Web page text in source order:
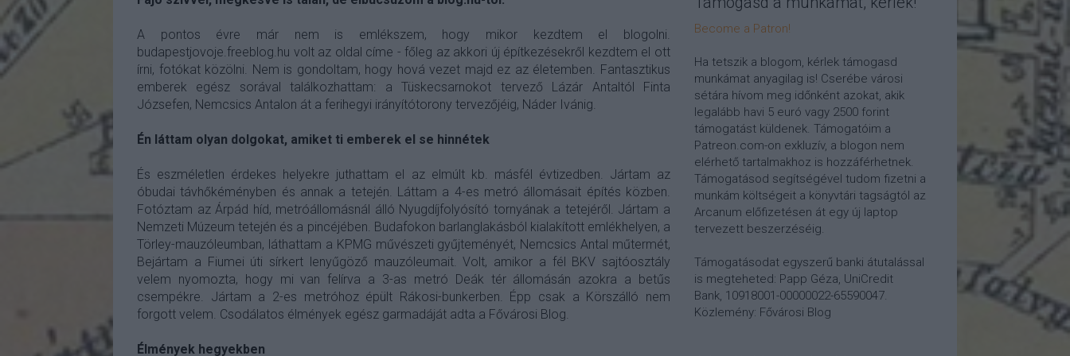
A pontos évre már nem is emlékszem, hogy mikor kezdtem el blogolni.
budapestjovoje.freeblog.hu volt az oldal címe - főleg az akkori új építkezésekről kezdtem el ott
írni, fotókat közölni. Nem is gondoltam, hogy hová vezet majd ez az életemben. Fantasztikus
emberek egész sorával találkozhattam: a Tüskecsarnokot tervező Lázár Antaltól Finta
Józsefen, Nemcsics Antalon át a ferihegyi irányítótorony tervezőjéig, Náder Ivánig.
Én láttam olyan dolgokat, amiket ti emberek el se hinnétek
És eszméletlen érdekes helyekre juthattam el az elmúlt kb. másfél évtizedben. Jártam az
óbudai távhőkéményben és annak a tetején. Láttam a 4-es metró állomásait építés közben.
Fotóztam az Árpád híd, metróállomásnál álló Nyugdíjfolyósító tornyának a tetejéről. Jártam a
Nemzeti Múzeum tetején és a pincéjében. Budafokon barlanglakásból kialakított emlékhelyen, a
Törley-mauzóleumban, láthattam a KPMG művészeti gyűjteményét, Nemcsics Antal műtermét,
Bejártam a Fiumei úti sírkert lenyűgöző mauzóleumait. Volt, amikor a fél BKV sajtóosztály
velem nyomozta, hogy mi van felírva a 3-as metró Deák tér állomásán azokra a betűs
csempékre. Jártam a 2-es metróhoz épült Rákosi-bunkerben. Épp csak a Körszálló nem
forgott velem. Csodálatos élmények egész garmadáját adta a Fővárosi Blog.
Élmények hegyekben
Become a Patron!
Ha tetszik a blogom, kérlek támogasd
munkámat anyagilag is! Cserébe városi
sétára hívom meg időnként azokat, akik
legalább havi 5 euró vagy 2500 forint
támogatást küldenek. Támogatóim a
Patreon.com-on exkluzív, a blogon nem
elérhető tartalmakhoz is hozzáférhetnek.
Támogatásod segítségével tudom fizetni a
munkám költségeit a könyvtári tagságtól az
Arcanum előfizetésen át egy új laptop
tervezett beszerzéséig.
Támogatásodat egyszerű banki átutalással
is megteheted: Papp Géza, UniCredit
Bank, 10918001-00000022-65590047.
Közlemény: Fővárosi Blog